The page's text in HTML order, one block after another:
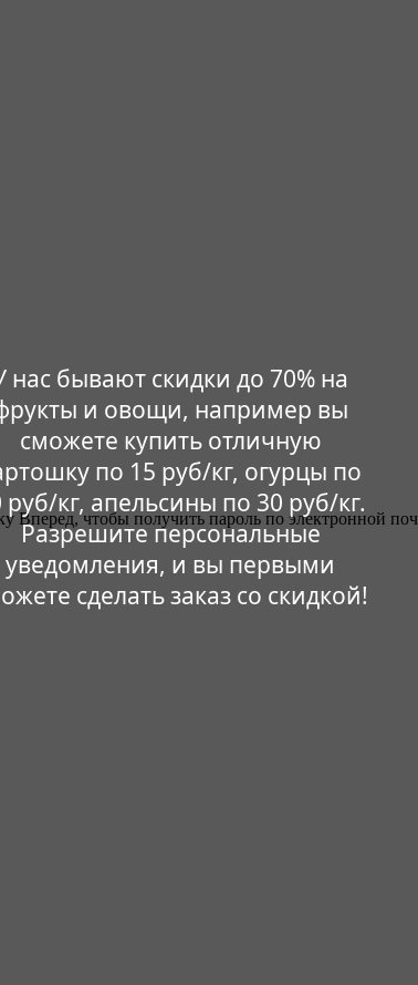
нас бывают скидки до 70% на
и овощи, например вы
сможете купить отличную
по 15 руб/кг, огурцы по
руб/кг, апельсины по 30 руб/кг.
Разрешите персональные
уведомления, и вы первыми
сделать заказ со скидкой!
Вперед, чтобы получить пароль по электронной